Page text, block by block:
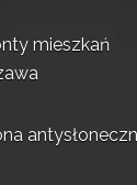
mieszkań